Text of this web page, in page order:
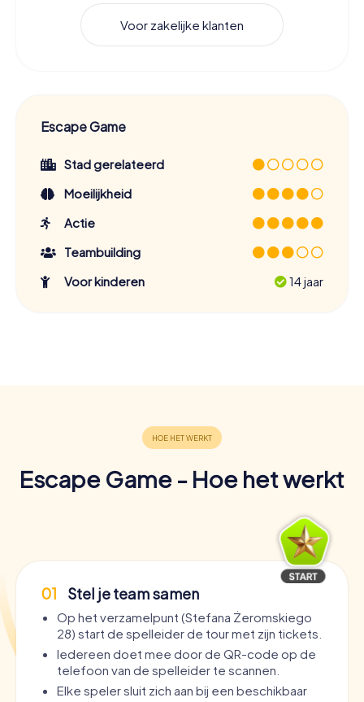
Voor zakelijke klanten
Escape Game
Stad gerelateerd
Moeilijkheid
Actie
Teambuilding
Voor kinderen
14 jaar
Escape Game - Hoe het werkt
01 Stel je team samen
Op het verzamelpunt (Stefana Żeromskiego
28) start de spelleider de tour met zijn tickets.
Iedereen doet mee door de QR-code op de
telefoon van de spelleider te scannen.
Elke speler sluit zich aan bij een beschikbaar